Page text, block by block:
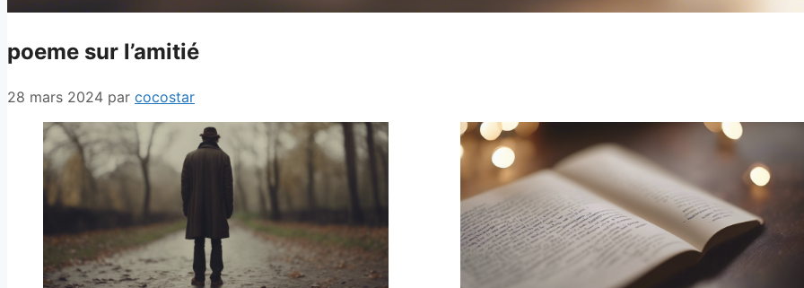
poeme sur l’amitié
28 mars 2024 par cocostar